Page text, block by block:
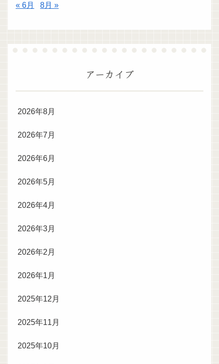
« 6月 8月 »
アーカイブ
2026年8月
2026年7月
2026年6月
2026年5月
2026年4月
2026年3月
2026年2月
2026年1月
2025年12月
2025年11月
2025年10月